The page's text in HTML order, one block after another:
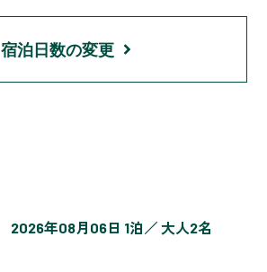
宿泊日数の変更
2026年08月06日 1泊 大人2名